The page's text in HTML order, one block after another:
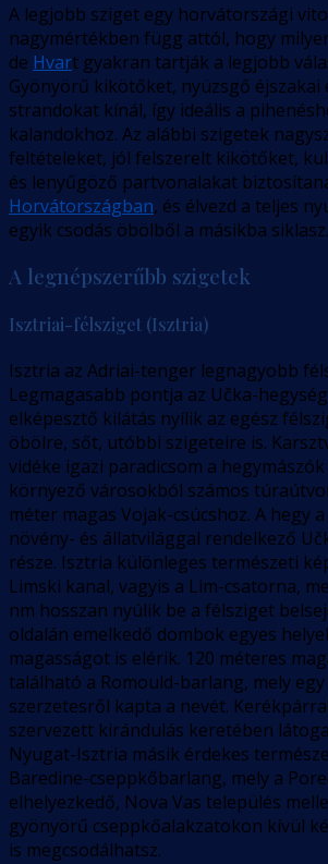
A legjobb sziget egy horvátországi
nagymértékben függ attól, hogy
de Hvart gyakran tartják a legjobb
Gyönyörű kikötőket, nyüzsgő éjszakai
strandokat kínál, így ideális a
kalandokhoz. Az alábbi szigetek
feltételeket, jól felszerelt kikötőket,
és lenyűgöző partvonalakat
Horvátországban, és élvezd a teljes
egyik csodás öbölből a másikba siklasz.
A legnépszerűbb szigetek
Isztriai-félsziget (Isztria)
Isztria az Adriai-tenger legnagyobb
Legmagasabb pontja az Učka-
elképesztő kilátás nyílik az egész
öbölre, sőt, utóbbi szigeteire is.
vidéke igazi paradicsom a hegymászók
környező városokból számos
méter magas Vojak-csúcshoz. A hegy
növény- és állatvilággal rendelkező
része. Isztria különleges természeti
Limski kanal, vagyis a Lim-csatorna,
nm hosszan nyúlik be a félsziget
oldalán emelkedő dombok egyes
magasságot is elérik. 120 méteres
található a Romould-barlang, mely
szerzetesről kapta a nevét.
szervezett kirándulás keretében
Nyugat-Isztria másik érdekes
Baredine-cseppkőbarlang, mely a
elhelyezkedő, Nova Vas település
gyönyörű cseppkőalakzatokon kívül
is megcsodálhatsz.